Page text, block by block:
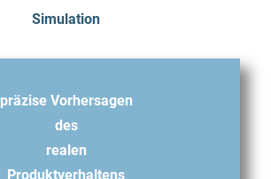
Simulation
präzise Vorhersagen
des
realen
Produktverhaltens